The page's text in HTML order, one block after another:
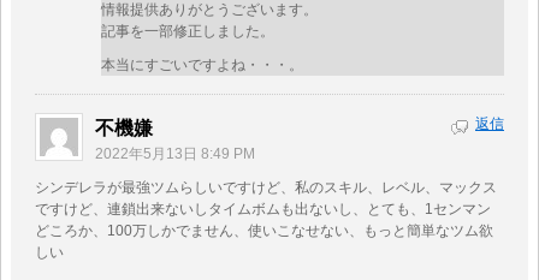
情報提供ありがとうございます。
記事を一部修正しました。
本当にすごいですよね・・・。
不機嫌
2022年5月13日 8:49 PM
シンデレラが最強ツムらしいですけど、私のスキル、レベル、マックス
ですけど、連鎖出来ないしタイムボムも出ないし、とても、1センマン
どころか、100万しかでません、使いこなせない、もっと簡単なツム欲
しい
返信